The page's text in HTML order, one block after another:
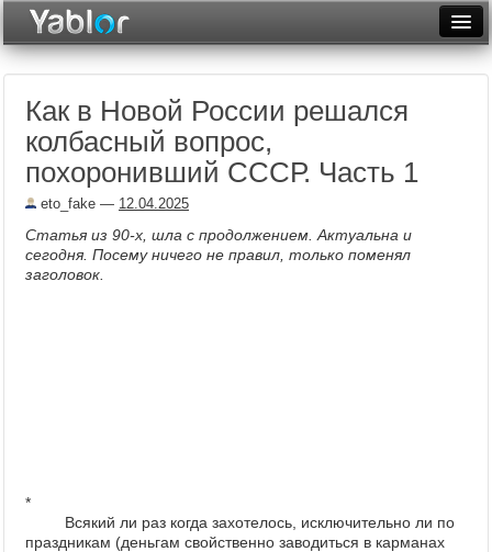
Неделя
Месяц
Архив
Как в Новой России решался
колбасный вопрос,
похоронивший СССР. Часть 1
eto_fake — 12.04.2025
Статья из 90-х, шла с продолжением. Актуальна и
сегодня. Посему ничего не правил, только поменял
заголовок.
*
Всякий ли раз когда захотелось, исключительно ли по
праздникам (деньгам свойственно заводиться в карманах